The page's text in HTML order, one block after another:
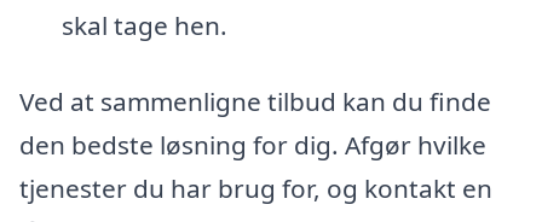
skal tage hen.
Ved at sammenligne tilbud kan du finde
den bedste løsning for dig. Afgør hvilke
tjenester du har brug for, og kontakt en